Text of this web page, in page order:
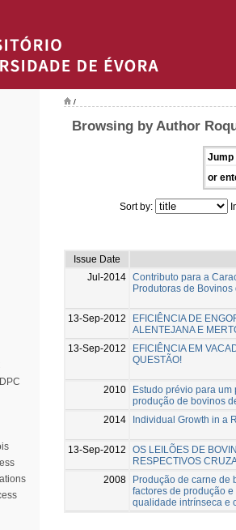
/
Browsing by Author
Jump
or
Sort by:
Issue Date
Jul-2014 Contributo para a
Produtoras de
13-Sep-2012
EFICIÊNCIA DE
ALENTEJANA E
13-Sep-2012
EFICIÊNCIA EM
QUESTÃO!
2010
Estudo prévio para
produção de bovinos
2014
Individual Growth in a
13-Sep-2012
OS LEILÕES DE
RESPECTIVOS
2008
Produção de carne de
factores de produção
qualidade intrínseca e